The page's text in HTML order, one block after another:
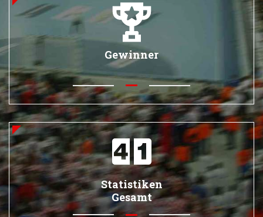
Gewinner
Statistiken
Gesamt